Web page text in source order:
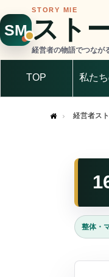
SM
STORY MIE
スト
経営者の物語でつなが
TOP 私た
経営者ス
整体・